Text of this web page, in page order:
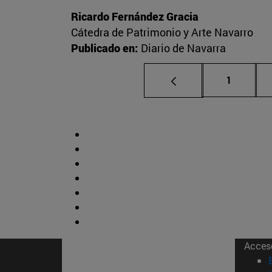
Ricardo Fernández Gracia
Cátedra de Patrimonio y Arte Navarro
Publicado en: Diario de Navarra
Página
1